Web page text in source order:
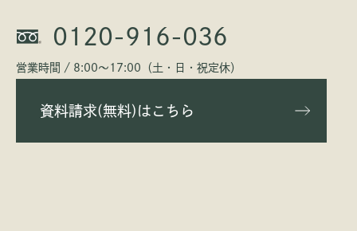
0120-916-036
営業時間 / 8:00〜17:00（土・日・祝定休）
資料請求(無料)はこちら